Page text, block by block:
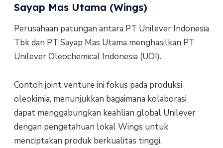
Sayap Mas Utama (Wings)
Perusahaan patungan antara PT Unilever Indonesia
Tbk dan PT Sayap Mas Utama menghasilkan PT
Unilever Oleochemical Indonesia (UOI).
Contoh joint venture ini fokus pada produksi
oleokimia, menunjukkan bagaimana kolaborasi
dapat menggabungkan keahlian global Unilever
dengan pengetahuan lokal Wings untuk
menciptakan produk berkualitas tinggi.